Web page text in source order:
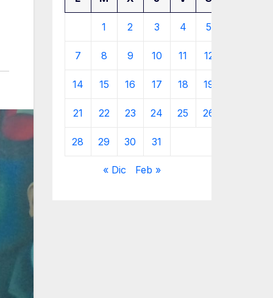
1 2 3 4 5
7 8 9 10 11 12
14 15 16 17 18 19
21 22 23 24 25 26
28 29 30 31
« Dic Feb »